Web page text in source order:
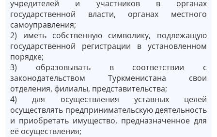
учредителей и участников в органах
государственной власти, органах местного
самоуправления;
2) иметь собственную символику, подлежащую
государственной регистрации в установленном
порядке;
3) образовывать в соответствии с
законодательством Туркменистана свои
отделения, филиалы, представительства;
4) для осуществления уставных целей
осуществлять предпринимательскую деятельность
и приобретать имущество, предназначенное для
её осуществления;